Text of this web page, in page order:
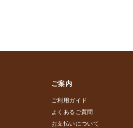
ご案内
ご利用ガイド
よくあるご質問
お支払いについて